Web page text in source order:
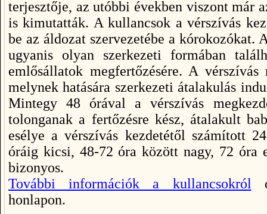
terjesztője, az utóbbi években viszont már
is kimutatták. A kullancsok a vérszívás
be az áldozat szervezetébe a kórokozókat.
ugyanis olyan szerkezeti formában
emlősállatok megfertőzésére. A
melynek hatására szerkezeti átalakulás
Mintegy 48 órával a vérszívás
tolonganak a fertőzésre kész, átalakult
esélye a vérszívás kezdetétől számított
óráig kicsi, 48-72 óra között nagy, 72 óra
bizonyos.
További információk a kullancsokról
honlapon.